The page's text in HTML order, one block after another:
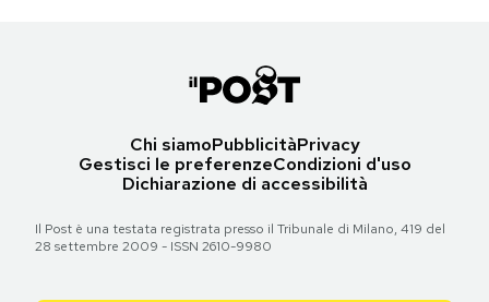
Chi siamoPubblicitàPrivacy
Gestisci le preferenzeCondizioni d'uso
Dichiarazione di accessibilità
Il Post è una testata registrata presso il Tribunale di Milano, 419 del
28 settembre 2009 - ISSN 2610-9980